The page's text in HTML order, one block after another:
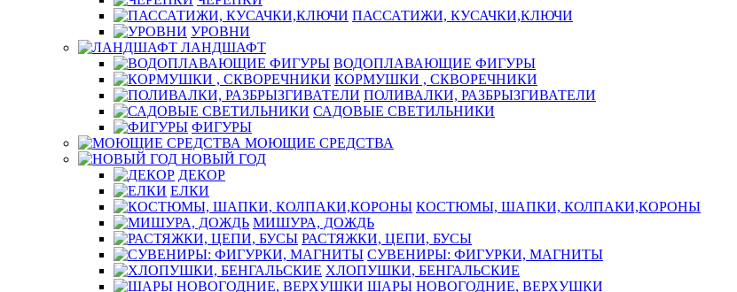
ПАССАТИЖИ, КУСАЧКИ,КЛЮЧИ
УРОВНИ
ЛАНДШАФТ
ВОДОПЛАВАЮЩИЕ ФИГУРЫ
КОРМУШКИ , СКВОРЕЧНИКИ
ПОЛИВАЛКИ, РАЗБРЫЗГИВАТЕЛИ
САДОВЫЕ СВЕТИЛЬНИКИ
ФИГУРЫ
МОЮЩИЕ СРЕДСТВА
НОВЫЙ ГОД
ДЕКОР
ЕЛКИ
КОСТЮМЫ, ШАПКИ, КОЛПАКИ,КОРОНЫ
МИШУРА, ДОЖДЬ
РАСТЯЖКИ, ЦЕПИ, БУСЫ
СУВЕНИРЫ: ФИГУРКИ, МАГНИТЫ
ХЛОПУШКИ, БЕНГАЛЬСКИЕ
ШАРЫ НОВОГОДНИЕ, ВЕРХУШКИ